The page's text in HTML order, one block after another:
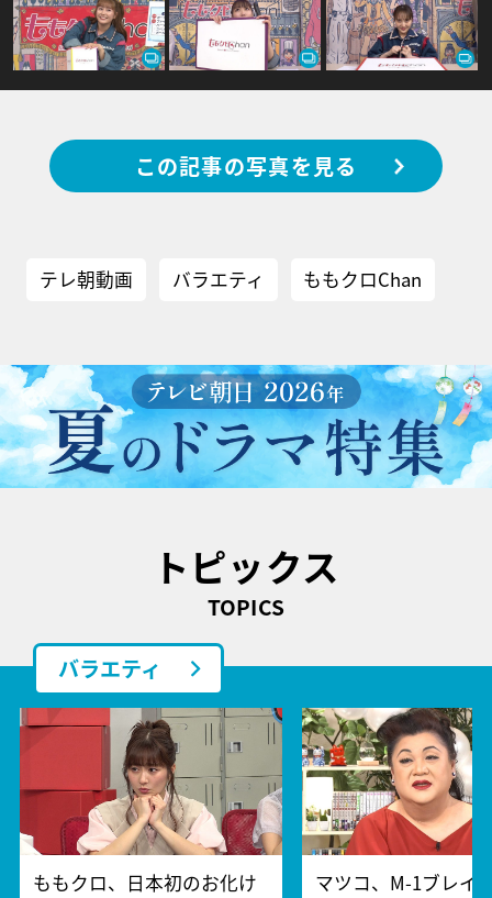
この記事の写真を見る
テレ朝動画 バラエティ ももクロChan
トピックス
TOPICS
バラエティ
ももクロ、日本初のお化け
マツコ、M-1ブレイ